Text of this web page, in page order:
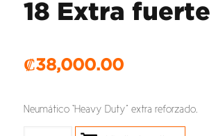
18 Extra fuerte
₡38,000.00
Neumático “Heavy Duty” extra reforzado.